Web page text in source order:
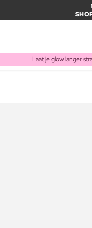
Laat je glow langer